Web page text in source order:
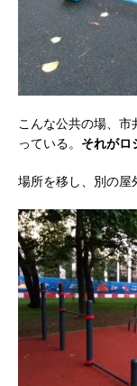
こんな公共の場、
っている。 それがロ
場所を移し、別の屋